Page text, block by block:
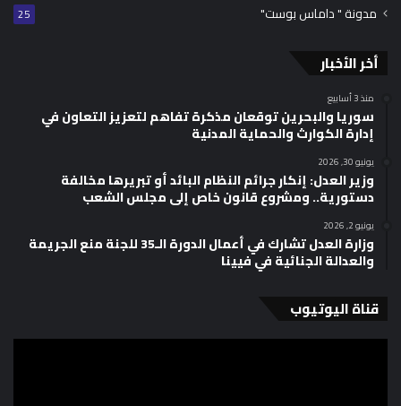
مدونة " داماس بوست" 25
أخر الأخبار
منذ 3 أسابيع
سوريا والبحرين توقعان مذكرة تفاهم لتعزيز التعاون في
إدارة الكوارث والحماية المدنية
يونيو 30, 2026
وزير العدل: إنكار جرائم النظام البائد أو تبريرها مخالفة
دستورية.. ومشروع قانون خاص إلى مجلس الشعب
يونيو 2, 2026
وزارة العدل تشارك في أعمال الدورة الـ35 للجنة منع الجريمة
والعدالة الجنائية في فيينا
قناة اليوتيوب